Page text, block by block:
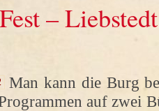
–
Man kann die Burg
auf zwei